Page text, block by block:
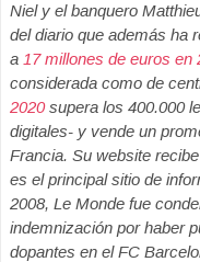
Niely el banquero
del diario que además ha
a 17 millones de euros en
considerada como de
2020supera los 400.000
digitales- y vende un
Francia. Su website
es el principal sitio de
2008, Le Monde fue
indemnización por haber
dopantes en el FC